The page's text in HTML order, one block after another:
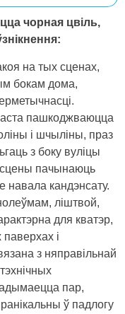
чорная цвіль,
на тых сценах,
бокам дома,
пашкоджваюцца
і шчыліны, праз
з боку вуліцы
сцены пачынаюць
навала кандэнсату.
ліштвой,
для кватэр,
і
з няправільнай
пар,
ў падлогу